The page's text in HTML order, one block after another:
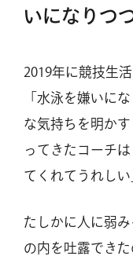
いになりつ
2019年に競技生
「水泳を嫌いに
な気持ちを明か
ってきたコーチ
てくれてうれしい
たしかに人に弱
の内を吐露でき